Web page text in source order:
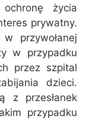
życia
prywatny.
przywołanej
w przypadku
przez szpital
dzieci.
z przesłanek
przypadku